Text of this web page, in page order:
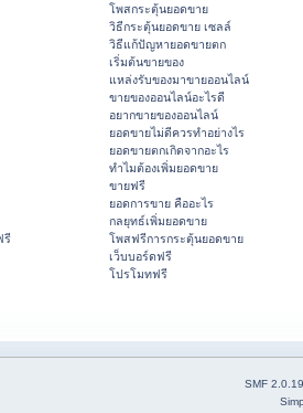
รี
โพสกระตุ้นยอดขาย
วิธีกระตุ้นยอดขาย เซลล์
วิธีแก้ปัญหายอดขายตก
เริ่มต้นขายของ
แหล่งรับของมาขายออนไลน์
ขายของออนไลน์อะไรดี
อยากขายของออนไลน์
ยอดขายไม่ดีควรทำอย่างไร
ยอดขายตกเกิดจากอะไร
ทำไมต้องเพิ่มยอดขาย
ขายฟรี
ยอดการขาย คืออะไร
กลยุทธ์เพิ่มยอดขาย
โพสฟรีการกระตุ้นยอดขาย
เว็บบอร์ดฟรี
โปรโมทฟรี
SMF 2.0.19